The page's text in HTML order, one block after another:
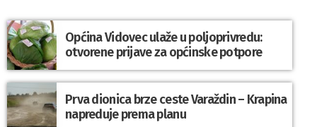
Općina Vidovec ulaže u poljoprivredu:
otvorene prijave za općinske potpore
Prva dionica brze ceste Varaždin – Krapina
napreduje prema planu